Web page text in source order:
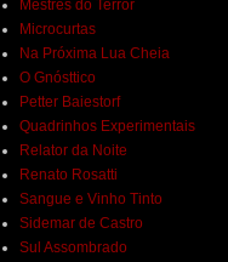
Mestres do Terror
Microcurtas
Na Próxima Lua Cheia
O Gnósttico
Petter Baiestorf
Quadrinhos Experimentais
Relator da Noite
Renato Rosatti
Sangue e Vinho Tinto
Sidemar de Castro
Sul Assombrado